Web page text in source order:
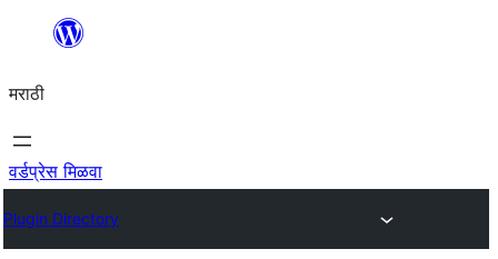
सामुग्रीवर
मराठी
वर्डप्रेस मिळवा
Plugin Directory